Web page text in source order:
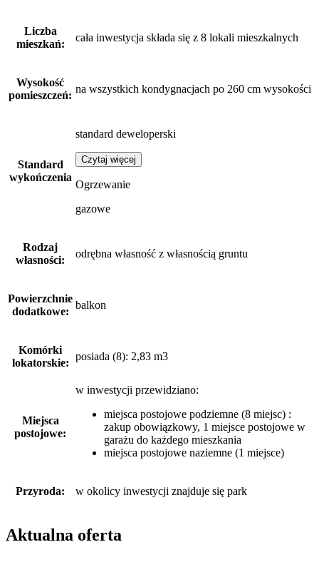
Liczba
mieszkań:
cała inwestycja składa się z 8 lokali mieszkalnych
Wysokość
pomieszczeń:
na wszystkich kondygnacjach po 260 cm wysokości
Standard
wykończenia
standard deweloperski
Czytaj więcej
Ogrzewanie
gazowe
Rodzaj
własności:
odrębna własność z własnością gruntu
Powierzchnie
dodatkowe:
balkon
Komórki
lokatorskie:
posiada (8): 2,83 m3
Miejsca
postojowe:
w inwestycji przewidziano:
miejsca postojowe podziemne (8 miejsc) :
zakup obowiązkowy, 1 miejsce postojowe w
garażu do każdego mieszkania
miejsca postojowe naziemne (1 miejsce)
Przyroda: w okolicy inwestycji znajduje się park
Aktualna oferta